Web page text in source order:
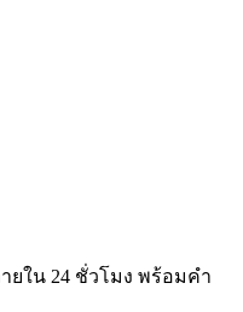
ยใน 24 ชั่วโมง พร้อมคำ